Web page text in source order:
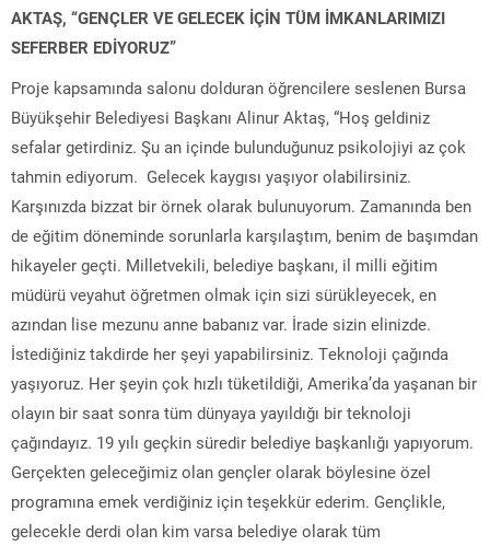
AKTAŞ, “GENÇLER VE GELECEK İÇİN TÜM İMKANLARIMIZI
SEFERBER EDİYORUZ”
Proje kapsamında salonu dolduran öğrencilere seslenen Bursa
Büyükşehir Belediyesi Başkanı Alinur Aktaş, “Hoş geldiniz
sefalar getirdiniz. Şu an içinde bulunduğunuz psikolojiyi az çok
tahmin ediyorum. Gelecek kaygısı yaşıyor olabilirsiniz.
Karşınızda bizzat bir örnek olarak bulunuyorum. Zamanında ben
de eğitim döneminde sorunlarla karşılaştım, benim de başımdan
hikayeler geçti. Milletvekili, belediye başkanı, il milli eğitim
müdürü veyahut öğretmen olmak için sizi sürükleyecek, en
azından lise mezunu anne babanız var. İrade sizin elinizde.
İstediğiniz takdirde her şeyi yapabilirsiniz. Teknoloji çağında
yaşıyoruz. Her şeyin çok hızlı tüketildiği, Amerika’da yaşanan bir
olayın bir saat sonra tüm dünyaya yayıldığı bir teknoloji
çağındayız. 19 yılı geçkin süredir belediye başkanlığı yapıyorum.
Gerçekten geleceğimiz olan gençler olarak böylesine özel
programına emek verdiğiniz için teşekkür ederim. Gençlikle,
gelecekle derdi olan kim varsa belediye olarak tüm